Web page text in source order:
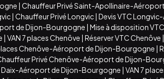
| Chauffeur Privé Saint-Apollinaire-
| Chauffeur Privé Longvic| Devis VTC
de Dijon-Bourgogne | Mise à disposition
| VAN 7 places Chenôve | Réserver VTC Chenôve |
Chenôve-Aéroport de Dijon-Bourgogne |
Privé Chenôve-Aéroport de Dijon-
Daix-Aéroport de Dijon-Bourgogne | VAN 7